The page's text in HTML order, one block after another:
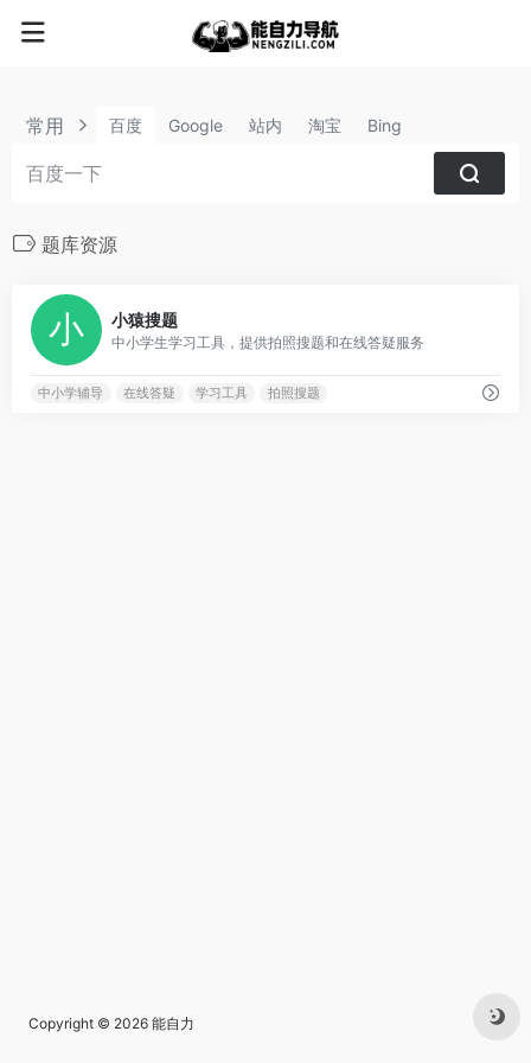
常用 百度 Google 站内 淘宝 Bing
题库资源
小猿搜题
中小学生学习工具，提供拍照搜题和在线答疑服务
中小学辅导 在线答疑 学习工具 拍照搜题
Copyright © 2026 能自力